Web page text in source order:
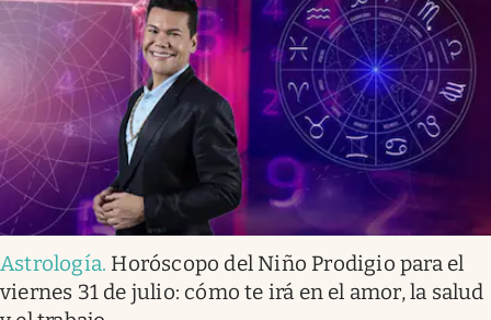
Astrología. Horóscopo del Niño Prodigio para el
viernes 31 de julio: cómo te irá en el amor, la salud